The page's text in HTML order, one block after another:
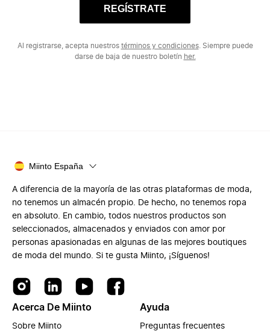
REGÍSTRATE
Al registrarse, acepta nuestros términos y condiciones. Siempre puede
darse de baja de nuestro boletín her.
Miinto España
A diferencia de la mayoría de las otras plataformas de moda,
no tenemos un almacén propio. De hecho, no tenemos ropa
en absoluto. En cambio, todos nuestros productos son
seleccionados, almacenados y enviados con amor por
personas apasionadas en algunas de las mejores boutiques
de moda del mundo. Si te gusta Miinto, ¡Síguenos!
Acerca De Miinto
Sobre Miinto
Ayuda
Preguntas frecuentes